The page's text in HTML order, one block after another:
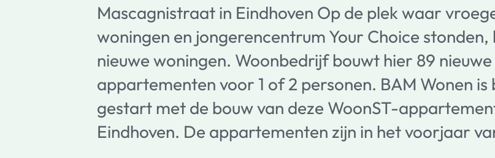
Mascagnistraat in Eindhoven Op de plek waar
woningen en jongerencentrum Your Choice stonden,
nieuwe woningen. Woonbedrijf bouwt hier 89 nieuwe
appartementen voor 1 of 2 personen. BAM Wonen
gestart met de bouw van deze WoonST-
Eindhoven. De appartementen zijn in het voorjaar